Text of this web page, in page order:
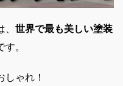
世界で最も美しい塗装
。
ゃれ！